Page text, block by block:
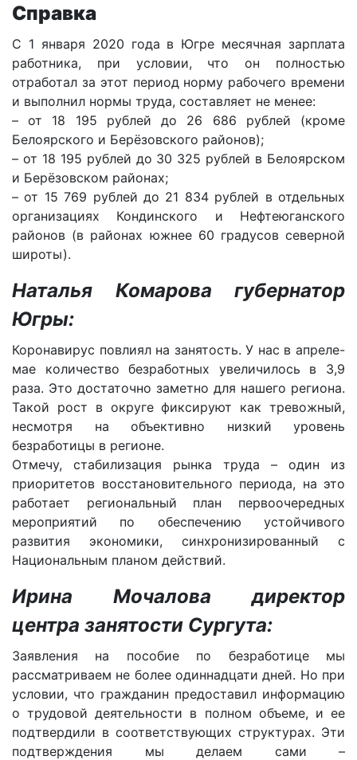
Справка
С 1 января 2020 года в Югре месячная зарплата
работника, при условии, что он полностью
отработал за этот период норму рабочего времени
и выполнил нормы труда, составляет не менее:
– от 18 195 рублей до 26 686 рублей (кроме
Белоярского и Берёзовского районов);
– от 18 195 рублей до 30 325 рублей в Белоярском
и Берёзовском районах;
– от 15 769 рублей до 21 834 рублей в отдельных
организациях Кондинского и Нефтеюганского
районов (в районах южнее 60 градусов северной
широты).
Наталья Комарова губернатор
Югры:
Коронавирус повлиял на занятость. У нас в апреле-
мае количество безработных увеличилось в 3,9
раза. Это достаточно заметно для нашего региона.
Такой рост в округе фиксируют как тревожный,
несмотря на объективно низкий уровень
безработицы в регионе.
Отмечу, стабилизация рынка труда – один из
приоритетов восстановительного периода, на это
работает региональный план первоочередных
мероприятий по обеспечению устойчивого
развития экономики, синхронизированный с
Национальным планом действий.
Ирина Мочалова директор
центра занятости Сургута:
Заявления на пособие по безработице мы
рассматриваем не более одиннадцати дней. Но при
условии, что гражданин предоставил информацию
о трудовой деятельности в полном объеме, и ее
подтвердили в соответствующих структурах. Эти
подтверждения мы делаем сами –